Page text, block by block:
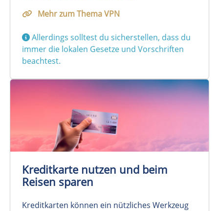
Mehr zum Thema VPN
Allerdings solltest du sicherstellen, dass du
immer die lokalen Gesetze und Vorschriften
beachtest.
Kreditkarte nutzen und beim
Reisen sparen
Kreditkarten können ein nützliches Werkzeug